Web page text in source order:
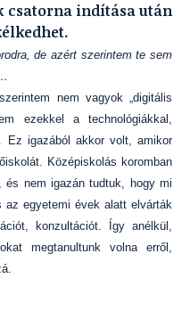
csatorna indítása után
de azért szerintem te sem
nem vagyok „digitális
ezekkel a technológiákkal,
Ez igazából akkor volt, amikor
Középiskolás koromban
és nem igazán tudtuk, hogy mi
egyetemi évek alatt elvárták
konzultációt. Így anélkül,
megtanultunk volna erről,